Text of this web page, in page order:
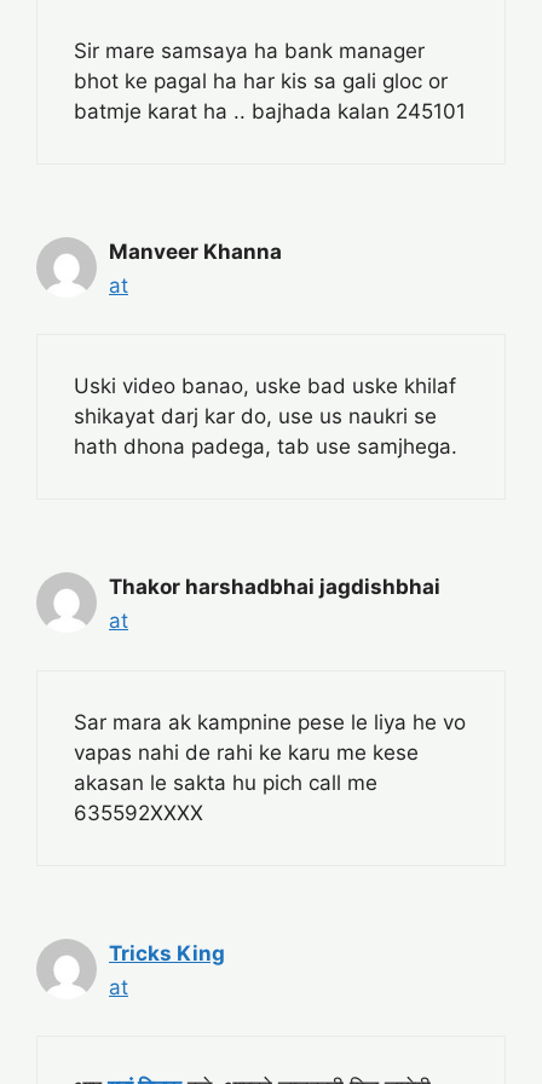
Sir mare samsaya ha bank manager
bhot ke pagal ha har kis sa gali gloc or
batmje karat ha .. bajhada kalan 245101
Manveer Khanna
at
Uski video banao, uske bad uske khilaf
shikayat darj kar do, use us naukri se
hath dhona padega, tab use samjhega.
Thakor harshadbhai jagdishbhai
at
Sar mara ak kampnine pese le liya he vo
vapas nahi de rahi ke karu me kese
akasan le sakta hu pich call me
635592XXXX
Tricks King
at